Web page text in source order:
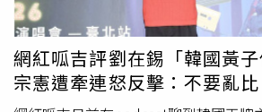
姻最終仍畫下句點，於2025年5月正式
婚姻。另一方面，黃子佼因持有兒少
高法院駁回上訴，全案定讞，依《兒少
處有期徒刑1年6月、緩刑4年，須接受
小時義務勞務及3場法治教育課程，並
網紅呱吉評劉在錫「韓國黃
宗憲遭牽連怒反擊：不要亂比